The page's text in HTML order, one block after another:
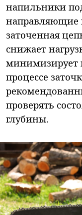
напильники
направляющие
заточенная
снижает
минимизирует
процессе
проверять
глубины.